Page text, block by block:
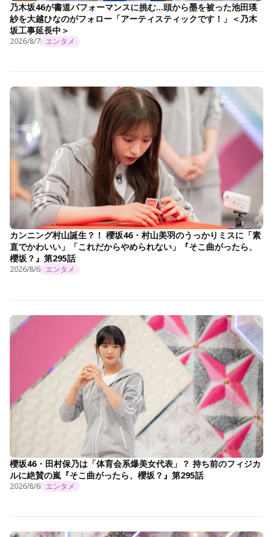
乃木坂46が書道パフォーマンスに挑む…頭から墨を被った池田瑛
紗を大越ひなのがフォロー「アーティスティックです！」＜乃木
坂工事延長中＞
2026/8/7 エンタメ
カンニング村山誕生？！ 櫻坂46・村山美羽のうっかりミスに「素
直でかわいい」「これだからやめられない」『そこ曲がったら、
櫻坂？』第295話
2026/8/6 エンタメ
櫻坂46・田村保乃は「体育会系爆美女代表」？ 持ち前のフィジカ
ルに絶賛の嵐『そこ曲がったら、櫻坂？』第295話
2026/8/6 エンタメ